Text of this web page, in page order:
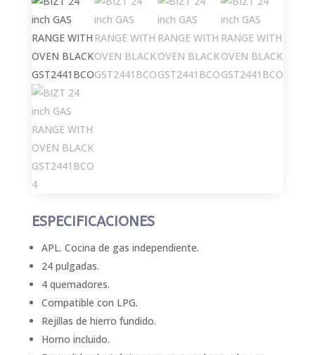
ESPECIFICACIONES
APL. Cocina de gas independiente.
24 pulgadas.
4 quemadores.
Compatible con LPG.
Rejillas de hierro fundido.
Horno incluido.